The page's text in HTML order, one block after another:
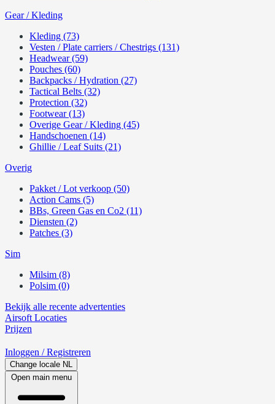
Gear / Kleding
Kleding (73)
Vesten / Plate carriers / Chestrigs (131)
Headwear (59)
Pouches (60)
Backpacks / Hydration (27)
Tactical Belts (32)
Protection (32)
Footwear (13)
Overige Gear / Kleding (45)
Handschoenen (14)
Ghillie / Leaf Suits (21)
Overig
Pakket / Lot verkoop (50)
Action Cams (5)
BBs, Green Gas en Co2 (11)
Diensten (2)
Patches (3)
Sim
Milsim (8)
Polsim (0)
Bekijk alle recente advertenties
Airsoft Locaties
Prijzen
Inloggen / Registreren
Change locale NL
Open main menu